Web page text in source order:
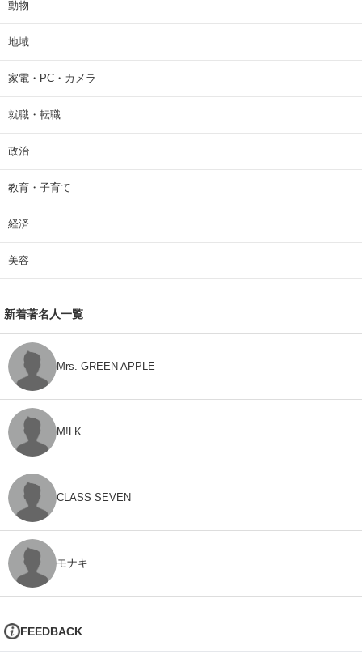
動物
地域
家電・PC・カメラ
就職・転職
政治
教育・子育て
経済
美容
新着著名人一覧
Mrs. GREEN APPLE
M!LK
CLASS SEVEN
モナキ
FEEDBACK